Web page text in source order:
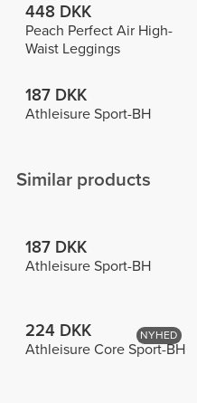
448 DKK
Peach Perfect Air High-
Waist Leggings
187 DKK
Athleisure Sport-BH
Similar products
187 DKK
Athleisure Sport-BH
NYHED
224 DKK
Athleisure Core Sport-BH